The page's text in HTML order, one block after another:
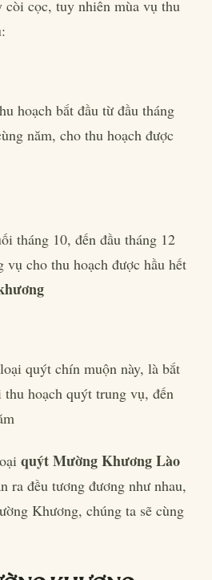
còi cọc, tuy nhiên mùa vụ thu
hoạch bắt đầu từ đầu tháng
năm, cho thu hoạch được
tháng 10, đến đầu tháng 12
vụ cho thu hoạch được hầu hết
quýt chín muộn này, là bắt
hoạch quýt trung vụ, đến
quýt Mường Khương Lào
ra đều tương đương như nhau,
Khương, chúng ta sẽ cùng